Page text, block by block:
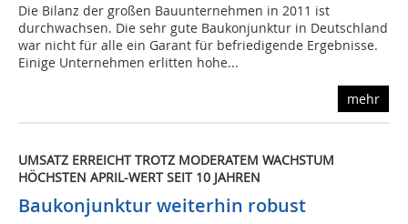
Die Bilanz der großen Bauunternehmen in 2011 ist
durchwachsen. Die sehr gute Baukonjunktur in Deutschland
war nicht für alle ein Garant für befriedigende Ergebnisse.
Einige Unternehmen erlitten hohe...
mehr
UMSATZ ERREICHT TROTZ MODERATEM WACHSTUM
HÖCHSTEN APRIL-WERT SEIT 10 JAHREN
Baukonjunktur weiterhin robust